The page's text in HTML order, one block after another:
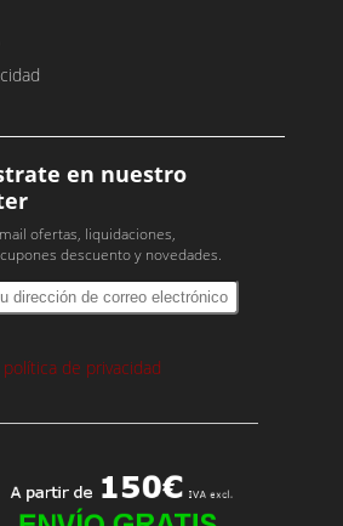
en nuestro
ofertas, liquidaciones,
descuento y novedades.
política de privacidad